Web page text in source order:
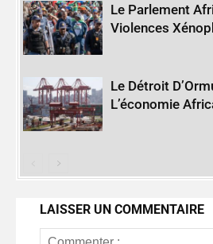
Le Parlement
Violences
Le Détroit
L’économie
LAISSER UN COMMENTAIRE